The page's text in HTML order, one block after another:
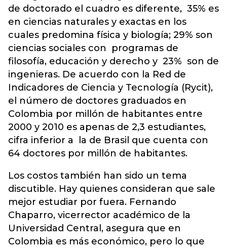
de doctorado el cuadro es diferente, 35% es
en ciencias naturales y exactas en los
cuales predomina física y biología; 29% son
ciencias sociales con programas de
filosofía, educación y derecho y 23% son de
ingenieras. De acuerdo con la Red de
Indicadores de Ciencia y Tecnología (Rycit),
el número de doctores graduados en
Colombia por millón de habitantes entre
2000 y 2010 es apenas de 2,3 estudiantes,
cifra inferior a la de Brasil que cuenta con
64 doctores por millón de habitantes.
Los costos también han sido un tema
discutible. Hay quienes consideran que sale
mejor estudiar por fuera. Fernando
Chaparro, vicerrector académico de la
Universidad Central, asegura que en
Colombia es más económico, pero lo que